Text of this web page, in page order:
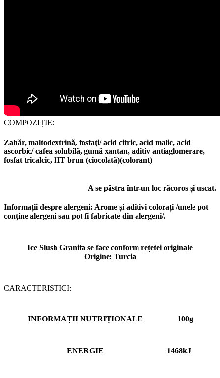
COMPOZIȚIE:
Zahăr, maltodextrină, fosfați/ acid citric, acid malic, acid
ascorbic/ cafea solubilă, gumă xantan, aditiv antiaglomerare,
fosfat tricalcic, HT brun (ciocolată)(colorant)
A se păstra într-un loc răcoros și uscat.
Informații despre alergeni: Arome și aditivi colorați /unele pot
conține alergeni sau pot fi fabricate din alergeni/.
Ice Slush Granita se face conform rețetei originale
Origine: Turcia
CARACTERISTICI:
INFORMAȚII NUTRIȚIONALE 100g
ENERGIE 1468kJ